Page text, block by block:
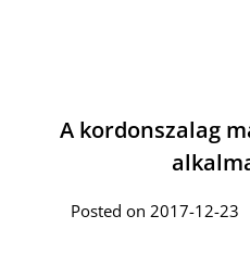
A kordonszalag
Posted on 2017-12-23